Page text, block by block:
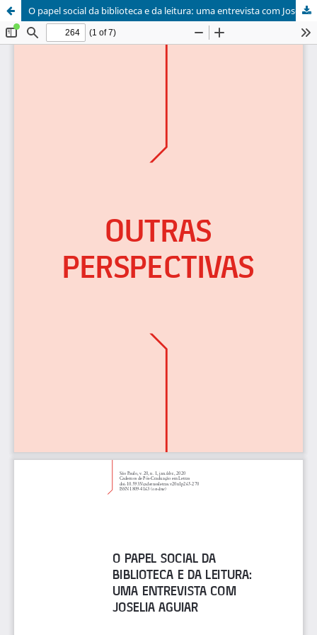
O papel social da biblioteca e da leitura: uma entrevista com Joselia Aguiar